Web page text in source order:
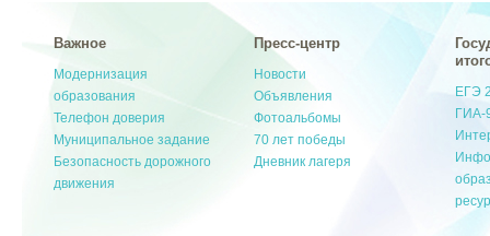
Важное
Модернизация
образования
Телефон доверия
Муниципальное задание
Безопасность дорожного
движения
Пресс-центр
Новости
Объявления
Фотоальбомы
70 лет победы
Дневник лагеря
ЕГЭ
ГИА-